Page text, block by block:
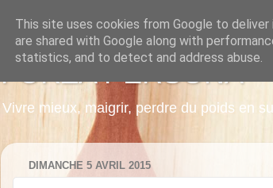
FORZA PERSONA
Vivre mieux, maigrir, perdre du poids en
DIMANCHE 5 AVRIL 2015
This site uses cookies from Google to
are shared with Google along with
statistics, and to detect and address abuse.